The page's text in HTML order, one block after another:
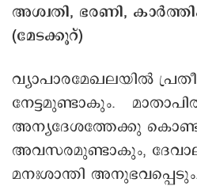
അശ്വതി, ഭരണി,
(മേടക്കൂറ്)
വ്യാപാരമേഖലയില്‍
നേട്ടമുണ്ടാകും.
അന്യദേശത്തേക്കു
അവസരമുണ്ടാകും,
മനഃശാന്തി